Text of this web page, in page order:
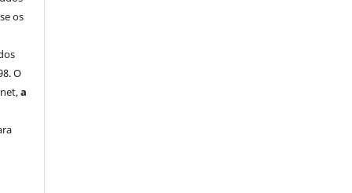
os
O
a